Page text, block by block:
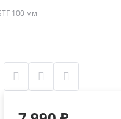
Junior
Приборы
Приборы
100 мм